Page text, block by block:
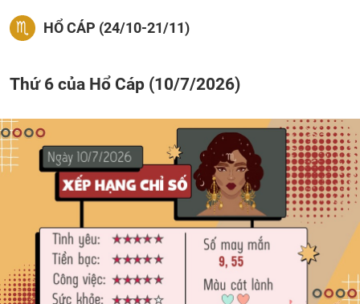
HỔ CÁP (24/10-21/11)
Thứ 6 của Hổ Cáp (10/7/2026)